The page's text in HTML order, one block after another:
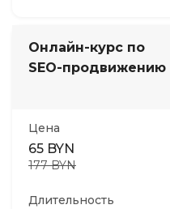
Онлайн-курс по
SEO-продвижению
Цена
65 BYN
177 BYN
Длительность